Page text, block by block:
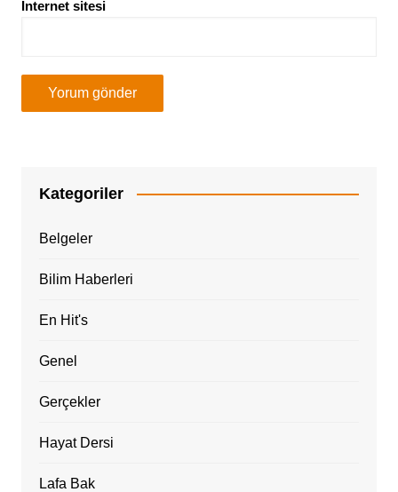
İnternet sitesi
Kategoriler
Belgeler
Bilim Haberleri
En Hit's
Genel
Gerçekler
Hayat Dersi
Lafa Bak